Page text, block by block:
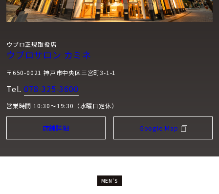
ウブロ正規取扱店
ウブロサロン カミネ
〒650-0021 神戸市中央区三宮町3-1-1
Tel. 078-325-3600
営業時間 10:30～19:30（水曜日定休）
店舗詳細 Google Map
MEN'S